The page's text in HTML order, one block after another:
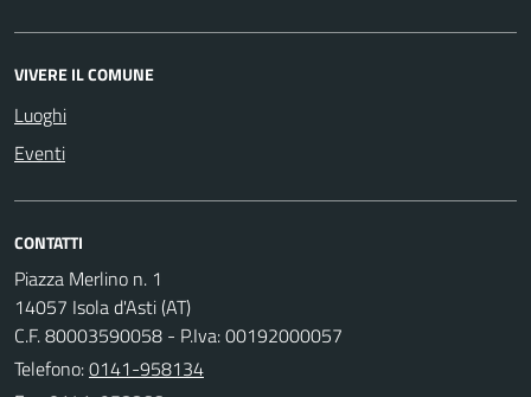
VIVERE IL COMUNE
Luoghi
Eventi
CONTATTI
Piazza Merlino n. 1
14057 Isola d'Asti (AT)
C.F. 80003590058 - P.Iva: 00192000057
Telefono:0141-958134